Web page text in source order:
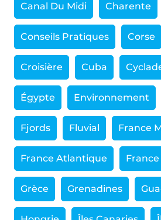
Canal Du Midi Charente
Conseils Pratiques Corse
Croisière Cuba
Égypte Environnement
Fjords Fluvial France
France Atlantique
Grèce Grenadines